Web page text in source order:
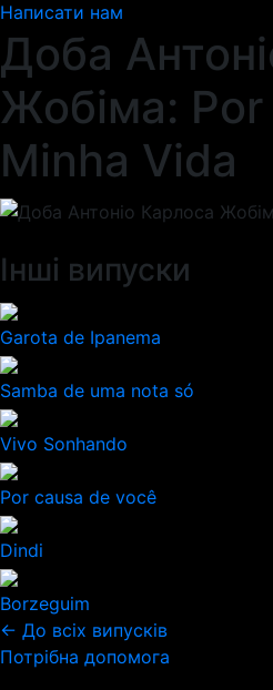
Написати нам
Доба
Жобіма: Por
Minha Vida
Інші випуски
Garota de Ipanema
Samba de uma nota só
Vivo Sonhando
Por causa de você
Dindi
Borzeguim
← До всіх випусків
Потрібна допомога